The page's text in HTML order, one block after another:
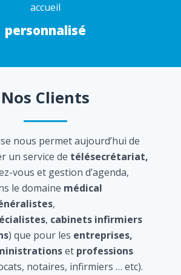
accueil
personnalisé
Nos Clients
nous permet aujourd’hui de
un service de télésecrétariat,
vous et gestion d’agenda,
le domaine médical
,
, cabinets infirmiers
) que pour les entreprises,
et professions
notaires, infirmiers … etc).